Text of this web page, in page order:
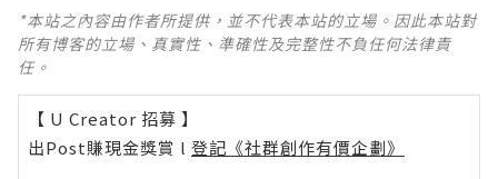
*本站之內容由作者所提供，並不代表本站的立場。因此本站對
所有博客的立場、真實性、準確性及完整性不負任何法律責
任。
【 U Creator 招募 】
出Post賺現金獎賞 l 登記《社群創作有價企劃》